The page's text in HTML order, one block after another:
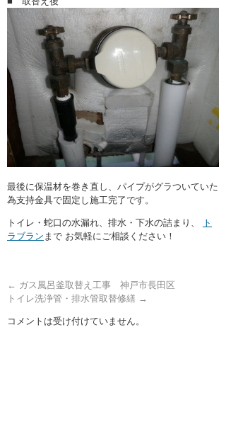
最後に保温材を巻き直し、パイプがグラついていた
為支持金具で固定し施工完了です。
トイレ・蛇口の水漏れ、排水・下水の詰まり、
ト
ラブラン まで お気軽にご相談ください！
← ガス風呂釜取替え工事 神戸市長田区
トイレ洗浄管・排水管取替修繕 →
コメントは受け付けていません。